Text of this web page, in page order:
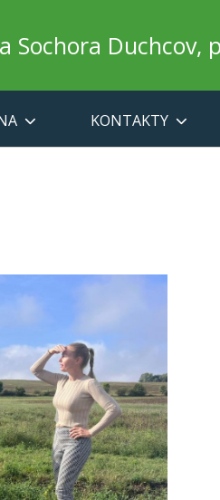
Duchcov,
KONTAKTY